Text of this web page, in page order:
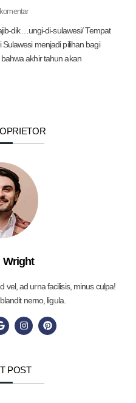
dik…ungi-di-sulawesi/ Tempat
menjadi pilihan bagi
akhir tahun akan
Wright
vel, ad urna facilisis, minus culpa!
nemo, ligula.
POST